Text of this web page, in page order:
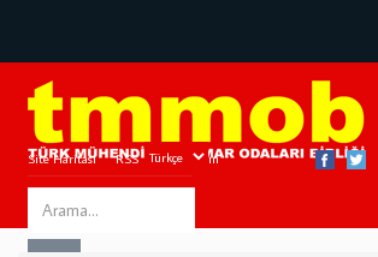
Site Haritası RSS Bize Ulaşın
Search